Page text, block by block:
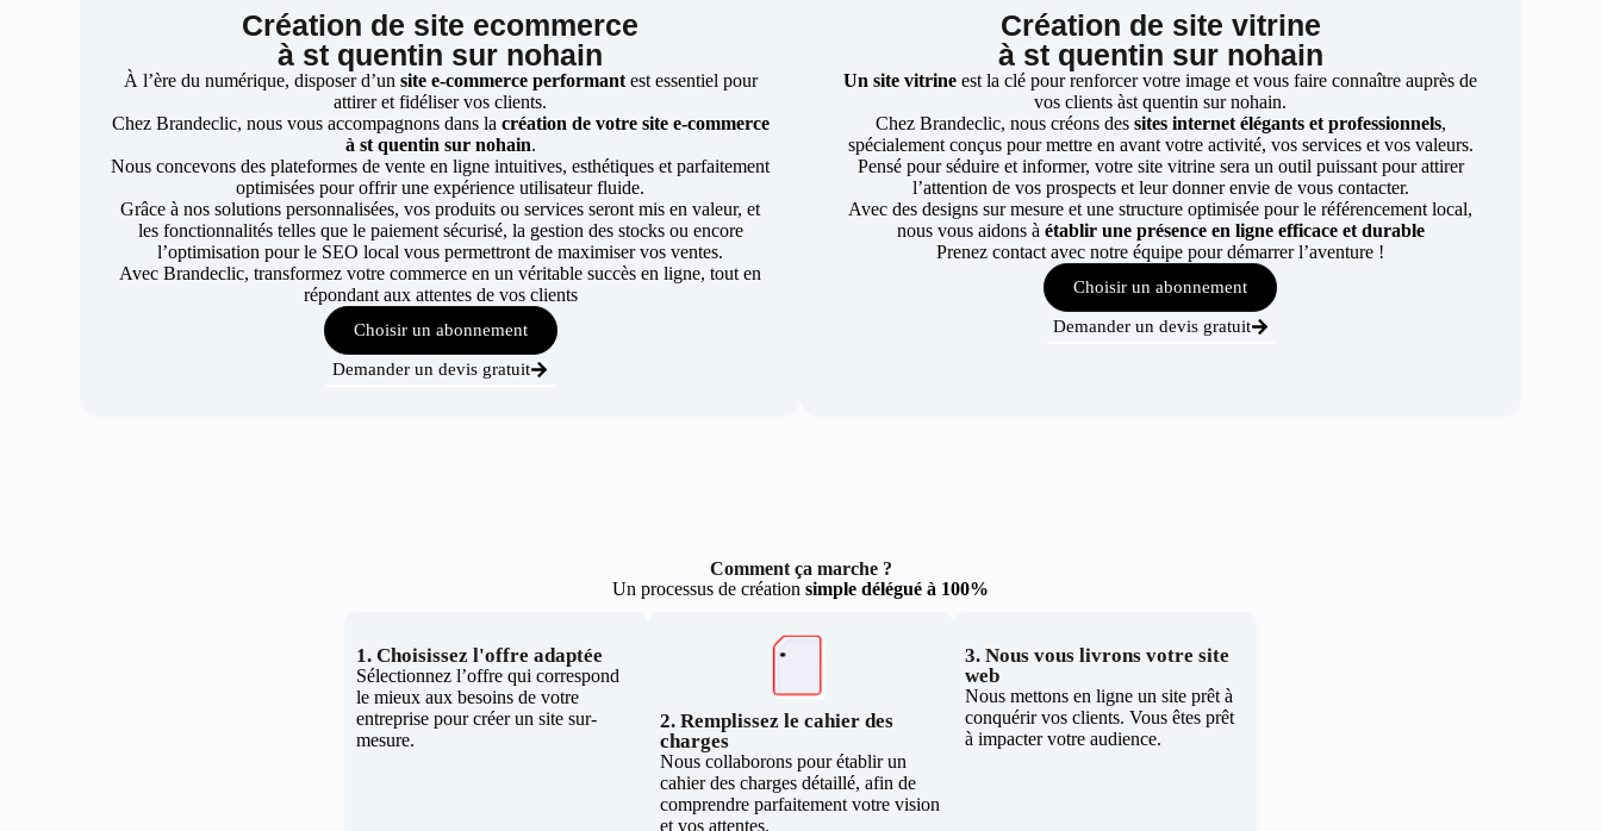
Création de site ecommerce
à st quentin sur nohain
À l’ère du numérique, disposer d’un site e-commerce performant est essentiel pour
attirer et fidéliser vos clients.
Chez Brandeclic, nous vous accompagnons dans la création de votre site e-commerce
à st quentin sur nohain.
Nous concevons des plateformes de vente en ligne intuitives, esthétiques et parfaitement
optimisées pour offrir une expérience utilisateur fluide.
Grâce à nos solutions personnalisées, vos produits ou services seront mis en valeur, et
les fonctionnalités telles que le paiement sécurisé, la gestion des stocks ou encore
l’optimisation pour le SEO local vous permettront de maximiser vos ventes.
Avec Brandeclic, transformez votre commerce en un véritable succès en ligne, tout en
répondant aux attentes de vos clients
Choisir un abonnement
Demander un devis gratuit
Création de site vitrine
à st quentin sur nohain
Un site vitrine est la clé pour renforcer votre image et vous faire connaître auprès de
vos clients àst quentin sur nohain.
Chez Brandeclic, nous créons dessites internet élégants et professionnels,
spécialement conçus pour mettre en avant votre activité, vos services et vos valeurs.
Pensé pour séduire et informer, votre site vitrine sera un outil puissant pour attirer
l’attention de vos prospects et leur donner envie de vous contacter.
Avec des designs sur mesure et une structure optimisée pour le référencement local,
nous vous aidons à établir une présence en ligne efficace et durable
Prenez contact avec notre équipe pour démarrer l’aventure !
Choisir un abonnement
Demander un devis gratuit
Comment ça marche ?
Un processus de création simple délégué à 100%
1. Choisissez l'offre adaptée
Sélectionnez l’offre qui correspond
le mieux aux besoins de votre
entreprise pour créer un site sur-
mesure.
2. Remplissez le cahier des
charges
Nous collaborons pour établir un
cahier des charges détaillé, afin de
comprendre parfaitement votre vision
et vos attentes.
3. Nous vous livrons votre site
web
Nous mettons en ligne un site prêt à
conquérir vos clients. Vous êtes prêt
à impacter votre audience.